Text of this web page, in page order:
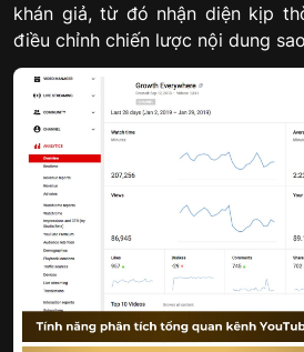
khán giả, từ đó nhận diện kịp
điều chỉnh chiến lược nội dung